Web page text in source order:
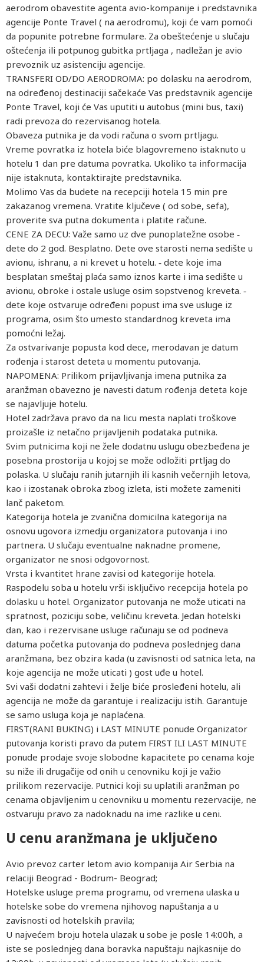
aerodrom obavestite agenta avio-kompanije i predstavnika
agencije Ponte Travel ( na aerodromu), koji će vam pomoći
da popunite potrebne formulare. Za obeštećenje u slučaju
oštećenja ili potpunog gubitka prtljaga , nadležan je avio
prevoznik uz asistenciju agencije.
TRANSFERI OD/DO AERODROMA: po dolasku na aerodrom,
na određenoj destinaciji sačekaće Vas predstavnik agencije
Ponte Travel, koji će Vas uputiti u autobus (mini bus, taxi)
radi prevoza do rezervisanog hotela.
Obaveza putnika je da vodi računa o svom prtljagu.
Vreme povratka iz hotela biće blagovremeno istaknuto u
hotelu 1 dan pre datuma povratka. Ukoliko ta informacija
nije istaknuta, kontaktirajte predstavnika.
Molimo Vas da budete na recepciji hotela 15 min pre
zakazanog vremena. Vratite ključeve ( od sobe, sefa),
proverite sva putna dokumenta i platite račune.
CENE ZA DECU: Važe samo uz dve punoplatežne osobe ‐
dete do 2 god. Besplatno. Dete ove starosti nema sedište u
avionu, ishranu, a ni krevet u hotelu. ‐ dete koje ima
besplatan smeštaj plaća samo iznos karte i ima sedište u
avionu, obroke i ostale usluge osim sopstvenog kreveta. ‐
dete koje ostvaruje određeni popust ima sve usluge iz
programa, osim što umesto standardnog kreveta ima
pomoćni ležaj.
Za ostvarivanje popusta kod dece, merodavan je datum
rođenja i starost deteta u momentu putovanja.
NAPOMENA: Prilikom prijavljivanja imena putnika za
aranžman obavezno je navesti datum rođenja deteta koje
se najavljuje hotelu.
Hotel zadržava pravo da na licu mesta naplati troškove
proizašle iz netačno prijavljenih podataka putnika.
Svim putnicima koji ne žele dodatnu uslugu obezbeđena je
posebna prostorija u kojoj se može odložiti prtljag do
polaska. U slučaju ranih jutarnjih ili kasnih večernjih letova,
kao i izostanak obroka zbog izleta, isti možete zameniti
lanč paketom.
Kategorija hotela je zvanična domicilna kategorija na
osnovu ugovora izmedju organizatora putovanja i ino
partnera. U slučaju eventualne naknadne promene,
organizator ne snosi odgovornost.
Vrsta i kvantitet hrane zavisi od kategorije hotela.
Raspodelu soba u hotelu vrši isključivo recepcija hotela po
dolasku u hotel. Organizator putovanja ne može uticati na
spratnost, poziciju sobe, veličinu kreveta. Jedan hotelski
dan, kao i rezervisane usluge računaju se od podneva
datuma početka putovanja do podneva poslednjeg dana
aranžmana, bez obzira kada (u zavisnosti od satnica leta, na
koje agencija ne može uticati ) gost uđe u hotel.
Svi vaši dodatni zahtevi i želje biće prosleđeni hotelu, ali
agencija ne može da garantuje i realizaciju istih. Garantuje
se samo usluga koja je naplaćena.
FIRST(RANI BUKING) i LAST MINUTE ponude Organizator
putovanja koristi pravo da putem FIRST ILI LAST MINUTE
ponude prodaje svoje slobodne kapacitete po cenama koje
su niže ili drugačije od onih u cenovniku koji je važio
prilikom rezervacije. Putnici koji su uplatili aranžman po
cenama objavljenim u cenovniku u momentu rezervacije, ne
ostvaruju pravo za nadoknadu na ime razlike u ceni.
U cenu aranžmana je uključeno
Avio prevoz carter letom avio kompanija Air Serbia na
relaciji Beograd - Bodrum- Beograd;
Hotelske usluge prema programu, od vremena ulaska u
hotelske sobe do vremena njihovog napuštanja a u
zavisnosti od hotelskih pravila;
U najvećem broju hotela ulazak u sobe je posle 14:00h, a
iste se poslednjeg dana boravka napuštaju najkasnije do